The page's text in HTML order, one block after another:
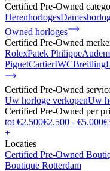
Certified Pre-Owned
Herenhorloges
Owned horloges
Certified Pre-Owned
RolexPatek Philippe
PiguetCartierIWCBreitling
Certified Pre-Owned
Uw horloge verkopenUw
Certified Pre-Owned per
tot €2.500€2.500 - €5.000
+
Locaties
Certified Pre-Owned
Boutique Rotterdam